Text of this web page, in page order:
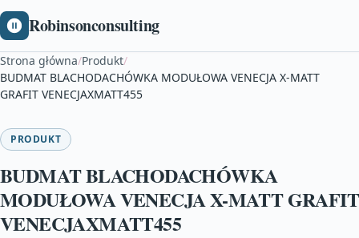
Robinsonconsulting
Strona główna/Produkt/
BUDMAT BLACHODACHÓWKA MODUŁOWA VENECJA X-MATT
GRAFIT VENECJAXMATT455
PRODUKT
BUDMAT BLACHODACHÓWKA
MODUŁOWA VENECJA X-MATT GRAFIT
VENECJAXMATT455